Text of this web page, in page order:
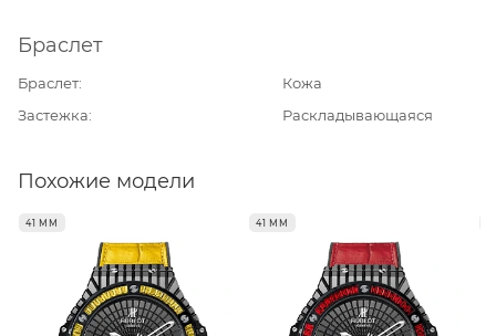
Браслет
Браслет
Кожа
Застежка
Раскладывающаяся
Похожие модели
41 ММ 41 ММ